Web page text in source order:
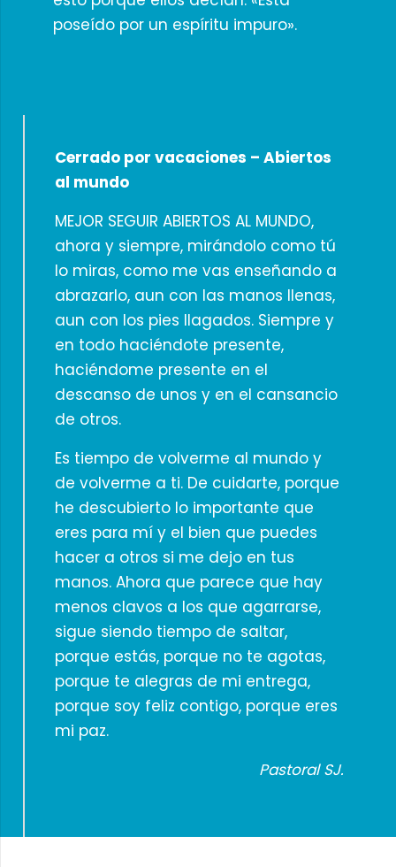
poseído por un espíritu impuro».
Cerrado por vacaciones – Abiertos
al mundo
MEJOR SEGUIR ABIERTOS AL MUNDO,
ahora y siempre, mirándolo como tú
lo miras, como me vas enseñando a
abrazarlo, aun con las manos llenas,
aun con los pies llagados. Siempre y
en todo haciéndote presente,
haciéndome presente en el
descanso de unos y en el cansancio
de otros.
Es tiempo de volverme al mundo y
de volverme a ti. De cuidarte, porque
he descubierto lo importante que
eres para mí y el bien que puedes
hacer a otros si me dejo en tus
manos. Ahora que parece que hay
menos clavos a los que agarrarse,
sigue siendo tiempo de saltar,
porque estás, porque no te agotas,
porque te alegras de mi entrega,
porque soy feliz contigo, porque eres
mi paz.
Pastoral SJ.